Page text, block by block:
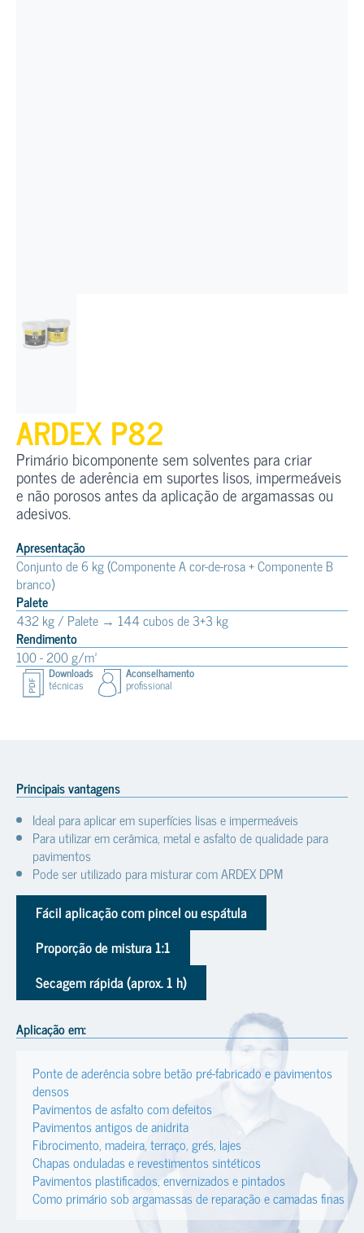
ARDEX P82
Primário bicomponente sem solventes para criar
pontes de aderência em suportes lisos, impermeáveis
e não porosos antes da aplicação de argamassas ou
adesivos.
Apresentação
Conjunto de 6 kg (Componente A cor-de-rosa + Componente B
branco)
Palete
432 kg / Palete → 144 cubos de 3+3 kg
Rendimento
100 - 200 g/m²
Downloads
técnicas
Aconselhamento
profissional
Principais vantagens
Ideal para aplicar em superfícies lisas e impermeáveis
Para utilizar em cerâmica, metal e asfalto de qualidade para
pavimentos
Pode ser utilizado para misturar com ARDEX DPM
Fácil aplicação com pincel ou espátula
Proporção de mistura 1:1
Secagem rápida (aprox. 1 h)
Aplicação em:
Ponte de aderência sobre betão pré-fabricado e pavimentos
densos
Pavimentos de asfalto com defeitos
Pavimentos antigos de anidrita
Fibrocimento, madeira, terraço, grés, lajes
Chapas onduladas e revestimentos sintéticos
Pavimentos plastificados, envernizados e pintados
Como primário sob argamassas de reparação e camadas finas